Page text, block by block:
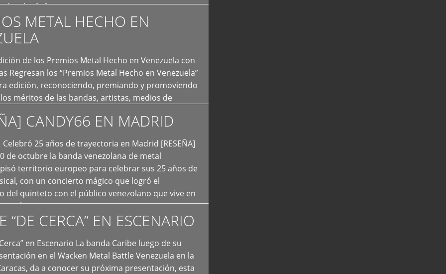
a las […]
METAL HECHO EN
de los Premios Metal Hecho en Venezuela con
Regresan los “Premios Metal Hecho en Venezuela”
edición, reconociendo, premiando y promoviendo
méritos de las bandas, artistas, medios de
tendencias del metal y […]
CANDY66 EN MADRID
Celebró 25 años de trayectoria en Madrid [RESEÑA]
de octubre la banda venezolana de metal
territorio europeo para celebrar sus 25 años de
con un concierto mágico que logró el
del quinteto con el público venezolano que vive en
que los sigue […]
“DE CERCA” EN ESCENARIO
en Escenario La banda Caribe luego de su
en el Wacken Metal Battle Venezuela en la
da a conocer su próxima presentación, esta